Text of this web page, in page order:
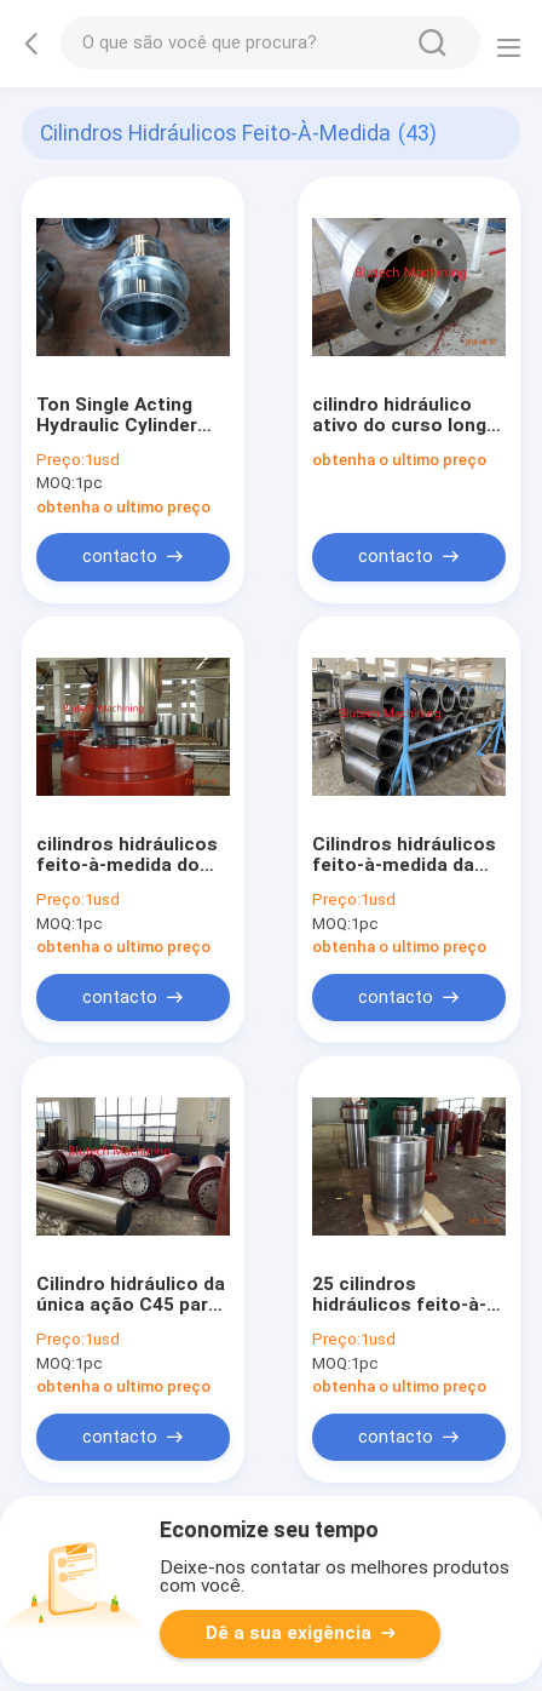
Cilindros Hidráulicos Feito-À-Medida (43)
Ton Single Acting
Hydraulic Cylinder
Preço:1usd
MOQ:1pc
obtenha o ultimo preço
contacto
cilindro hidráulico
ativo do curso longo
obtenha o ultimo preço
contacto
cilindros hidráulicos
feito-à-medida do
Preço:1usd
MOQ:1pc
obtenha o ultimo preço
contacto
Cilindros hidráulicos
feito-à-medida da
pavimentos da
cerâmica das telhas
Preço:1usd
MOQ:1pc
obtenha o ultimo preço
contacto
Cilindro hidráulico da
única ação C45 para
do painel de
partículas ligado do
cimento
Preço:1usd
MOQ:1pc
obtenha o ultimo preço
contacto
25 cilindros
hidráulicos feito-à-
único cilindro
hidráulico ativo
dobro
Preço:1usd
MOQ:1pc
obtenha o ultimo preço
contacto
Economize seu tempo
Deixe-nos contatar os melhores produtos
com você.
Dê a sua exigência